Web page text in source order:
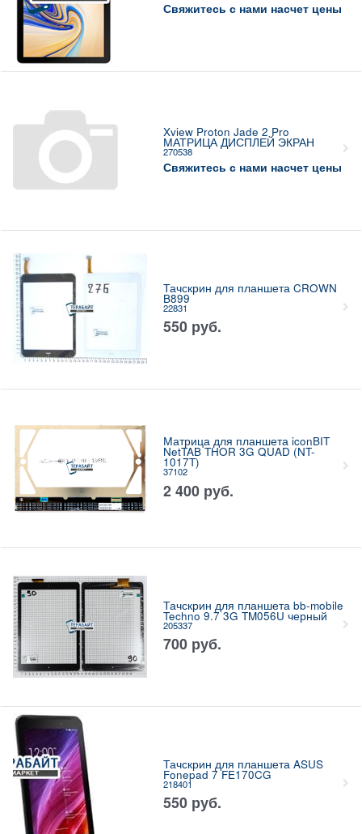
Свяжитесь с нами насчет цены
Xview Proton Jade 2 Pro
МАТРИЦА ДИСПЛЕЙ ЭКРАН
270538
Свяжитесь с нами насчет цены
Тачскрин для планшета CROWN
B899
22831
550 руб.
Матрица для планшета iconBIT
NetTAB THOR 3G QUAD (NT-
1017T)
37102
2 400 руб.
Тачскрин для планшета bb-mobile
Techno 9.7 3G TM056U черный
205337
700 руб.
Тачскрин для планшета ASUS
Fonepad 7 FE170CG
218401
550 руб.